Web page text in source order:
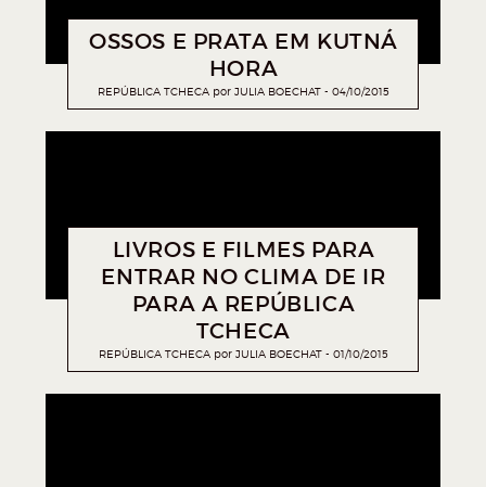
OSSOS E PRATA EM KUTNÁ
HORA
REPÚBLICA TCHECA por JULIA BOECHAT 04/10/2015
LIVROS E FILMES PARA
ENTRAR NO CLIMA DE IR
PARA A REPÚBLICA
TCHECA
REPÚBLICA TCHECA por JULIA BOECHAT 01/10/2015